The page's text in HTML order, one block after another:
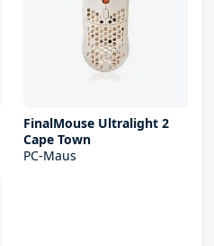
FinalMouse Ultralight 2
Cape Town
PC-Maus